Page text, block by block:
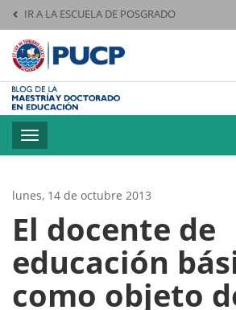
IR A LA ESCUELA DE POSGRADO
Toggle
navigation
lunes, 14 de octubre 2013
El docente de
educación
como objeto